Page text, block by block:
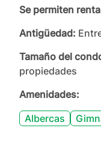
Se permiten
Antigüedad:
Tamaño del
propiedades
Amenidades:
Albercas